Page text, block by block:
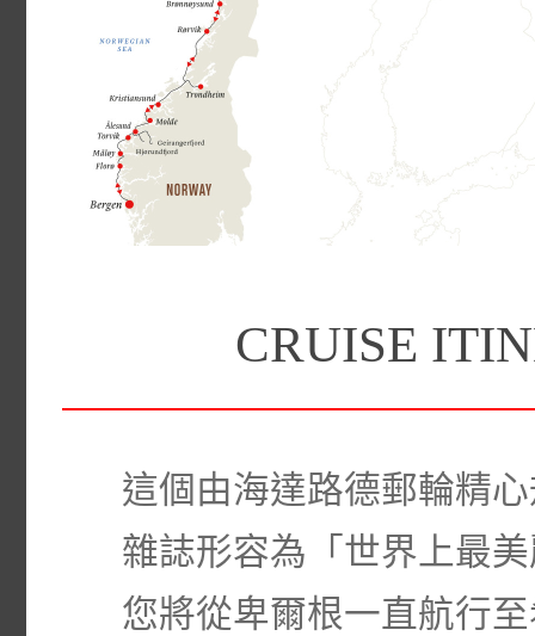
CRUISE
這個由海達路德郵輪精
雜誌形容為「世界上最
您將從卑爾根一直航行